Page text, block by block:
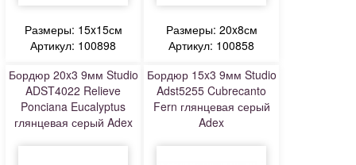
Размеры: 15x15см
Артикул: 100898
Размеры: 20x8см
Артикул: 100858
Бордюр 20x3 9мм Studio
ADST4022 Relieve
Ponciana Eucalyptus
глянцевая серый Adex
Бордюр 15x3 9мм Studio
Adst5255 Cubrecanto
Fern глянцевая серый
Adex